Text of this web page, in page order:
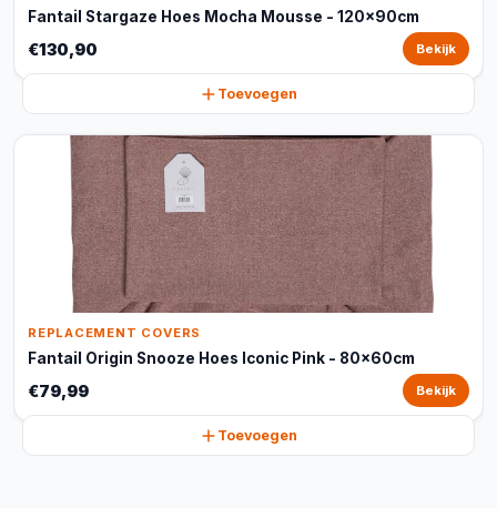
Fantail Stargaze Hoes Mocha Mousse - 120x90cm
€130,90 Bekijk
Toevoegen
REPLACEMENT COVERS
Fantail Origin Snooze Hoes Iconic Pink - 80x60cm
€79,99 Bekijk
Toevoegen